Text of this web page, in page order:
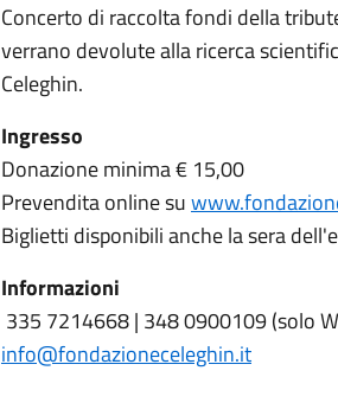
Concerto di raccolta fondi della
verrano devolute alla ricerca
Celeghin.
Ingresso
Donazione minima € 15,00
Prevendita online su
Biglietti disponibili anche la sera
Informazioni
335 7214668 | 348 0900109 (solo
info@fondazioneceleghin.it